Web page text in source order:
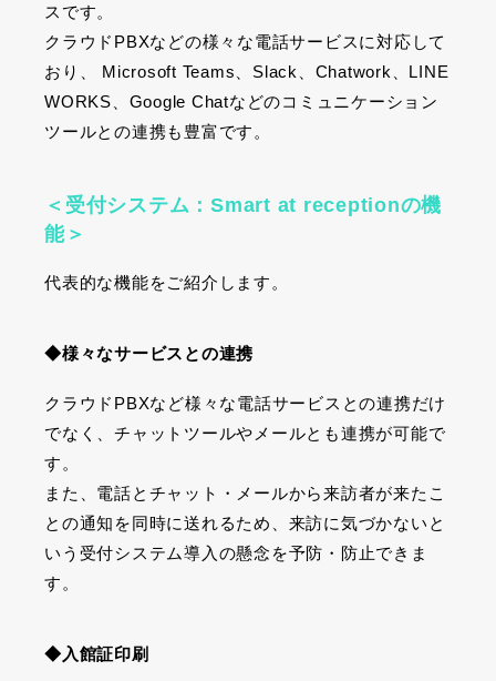
スです。
クラウド PBXなどの様々な電話サービスに対応して
おり、
Microsoft Teams Slack Chatwork
LINE
WORKS
Google Chatなどのコミュニケーション
ツールとの連携も豊富です。
＜受付システム：Smart at receptionの機
能＞
代表的な機能をご紹介します。
◆様々なサービスとの連携
クラウド PBXなど様々な電話サービスとの連携だけ
でなく、チャットツールやメールとも連携が可能で
す。
また、電話とチャット・メールから来訪者が来たこ
との通知を同時に送れるため、来訪に気づかないと
いう受付システム導入の懸念を予防・防止できま
す。
◆入館証印刷